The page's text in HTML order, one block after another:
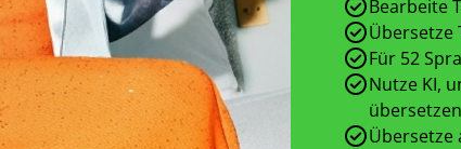
Bearbeite
Übersetze
Für 52
Nutze KI,
übersetzen
Übersetze